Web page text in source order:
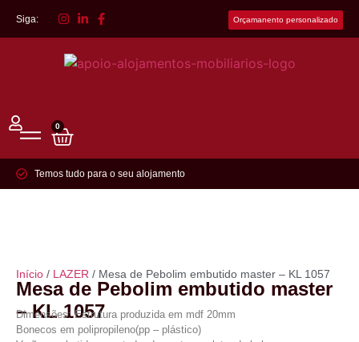
Siga: Orçamanento personalizado
0
Temos tudo para o seu alojamento
Início / LAZER / Mesa de Pebolim embutido master – KL 1057
Mesa de Pebolim embutido master
– KL 1057
Dimensões: Estrutura produzida em mdf 20mm
Bonecos em polipropileno(pp – plástico)